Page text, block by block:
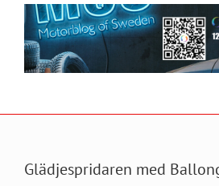
Glädjespridaren med